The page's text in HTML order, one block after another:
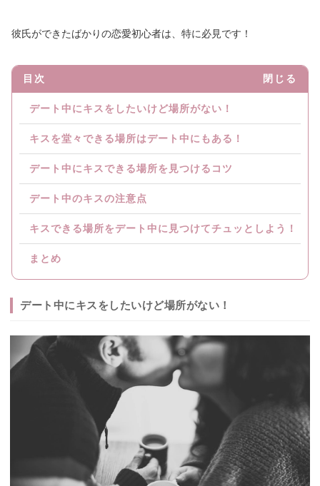
彼氏ができたばかりの恋愛初心者は、特に必見です！
目次 閉じる
デート中にキスをしたいけど場所がない！
キスを堂々できる場所はデート中にもある！
デート中にキスできる場所を見つけるコツ
デート中のキスの注意点
キスできる場所をデート中に見つけてチュッとしよう！
まとめ
デート中にキスをしたいけど場所がない！